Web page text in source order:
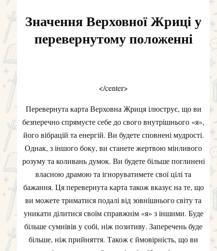
Значення Верховної Жриці у
перевернутому положенні
</center>
Перевернута карта Верховна Жриця ілюструє, що ви
безперечно спрямуєте себе до свого внутрішнього «я»,
його вібрацій та енергій. Ви будете сповнені мудрості.
Однак, з іншого боку, ви станете жертвою мінливого
розуму та коливань думок. Ви будете більше поглинені
власною драмою та ігноруватимете свої цілі та
бажання. Ця перевернута карта також вказує на те, що
ви можете триматися подалі від зовнішнього світу та
уникати ділитися своїм справжнім «я» з іншими. Буде
більше сумнівів у собі, ніж позитиву. Заперечень буде
більше, ніж прийняття. Також є ймовірність, що ви